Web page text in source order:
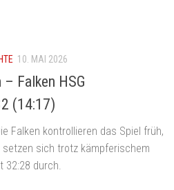
10. MAI 2026
Falken HSG
(14:17)
Falken kontrollieren das Spiel früh,
sich trotz kämpferischem
32:28 durch.